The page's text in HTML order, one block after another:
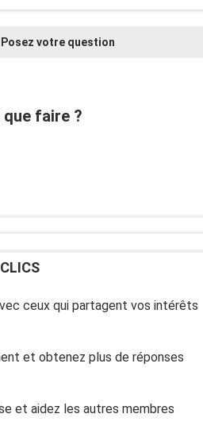
Posez votre question
que faire ?
ceux qui partagent vos intérêts
et obtenez plus de réponses
et aidez les autres membres